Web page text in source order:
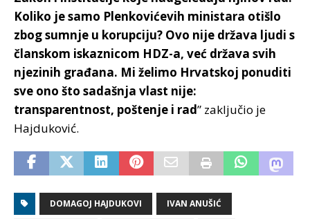
Koliko je samo Plenkovićevih ministara otišlo
zbog sumnje u korupciju? Ovo nije država ljudi s
članskom iskaznicom HDZ-a, već država svih
njezinih građana. Mi želimo Hrvatskoj ponuditi
sve ono što sadašnja vlast nije:
transparentnost, poštenje i rad” zaključio je
Hajduković.
DOMAGOJ HAJDUKOVI IVAN ANUŠIĆ